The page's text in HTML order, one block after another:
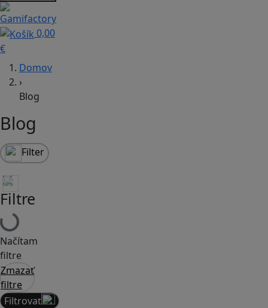
0,00
€
Domov
›
Blog
Blog
Filter
Filtre
Načítam
filtre
Zmazať
filtre
Filtrovať